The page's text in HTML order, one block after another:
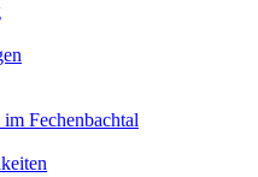
im Fechenbachtal